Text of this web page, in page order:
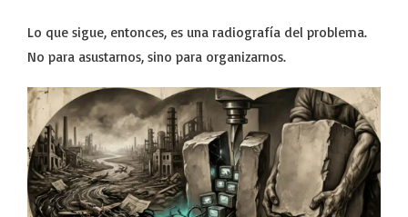
Lo que sigue, entonces, es una radiografía del problema.
No para asustarnos, sino para organizarnos.